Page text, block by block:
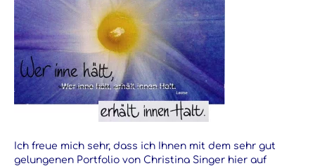
Ich freue mich sehr, dass ich Ihnen mit dem sehr gut
gelungenen Portfolio von Christina Singer hier auf